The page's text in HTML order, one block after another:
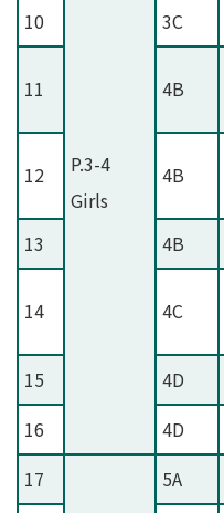
P.3-4
Girls
10 3C
11 4B
12 4B
13 4B
14 4C
15 4D
16
4D
17
5A